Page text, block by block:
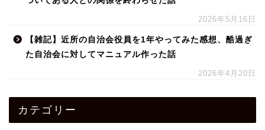
2026年5月16日
【雑記】近所の自治会役員を1年やってみた感想、酷過ぎ
た自治会に対してマニュアル作った話
2026年4月20日
カテゴリー